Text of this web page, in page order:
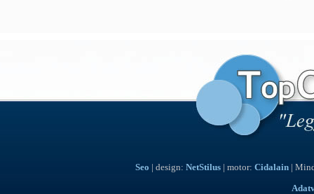
Seo | design: NetStilus | motor: Cidalain |